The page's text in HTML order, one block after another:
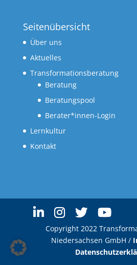
Seitenübersicht
Über uns
Aktuelles
Transformationsberatung
Beratung
Beratungspool
Berater*innen-Login
Lernkultur
Kontakt
Copyright 2022
Niedersachsen GmbH /